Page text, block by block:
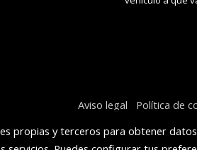
Aviso legal Política de
propias y terceros para obtener